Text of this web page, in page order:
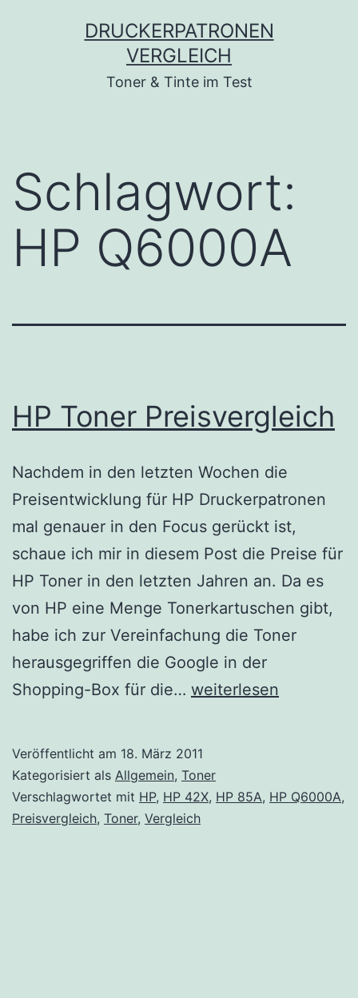
DRUCKERPATRONEN
VERGLEICH
Toner & Tinte im Test
Schlagwort:
HP Q6000A
HP Toner Preisvergleich
Nachdem in den letzten Wochen die
Preisentwicklung für HP Druckerpatronen
mal genauer in den Focus gerückt ist,
schaue ich mir in diesem Post die Preise für
HP Toner in den letzten Jahren an. Da es
von HP eine Menge Tonerkartuschen gibt,
habe ich zur Vereinfachung die Toner
herausgegriffen die Google in der
Shopping-Box für die… HP
weiterlesen
Veröffentlicht am 18. März 2011
Kategorisiert als Allgemein, Toner
Verschlagwortet mit HP, HP 42X, HP 85A, HP Q6000A,
Preisvergleich, Toner, Vergleich